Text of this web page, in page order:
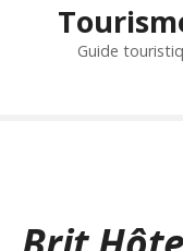
Guide